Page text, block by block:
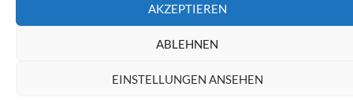
AKZEPTIEREN
ABLEHNEN
EINSTELLUNGEN ANSEHEN